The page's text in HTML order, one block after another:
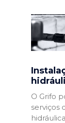
O Grifo
serviços